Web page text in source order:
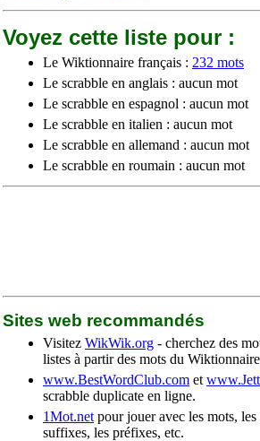
Voyez cette liste pour :
Le Wiktionnaire français : 232 mots
Le scrabble en anglais : aucun mot
Le scrabble en espagnol : aucun mot
Le scrabble en italien : aucun mot
Le scrabble en allemand : aucun mot
Le scrabble en roumain : aucun mot
Sites web recommandés
Visitez WikWik.org - cherchez des
listes à partir des mots du
www.BestWordClub.com et
scrabble duplicate en ligne.
1Mot.net pour jouer avec les mots, les
suffixes, les préfixes, etc.